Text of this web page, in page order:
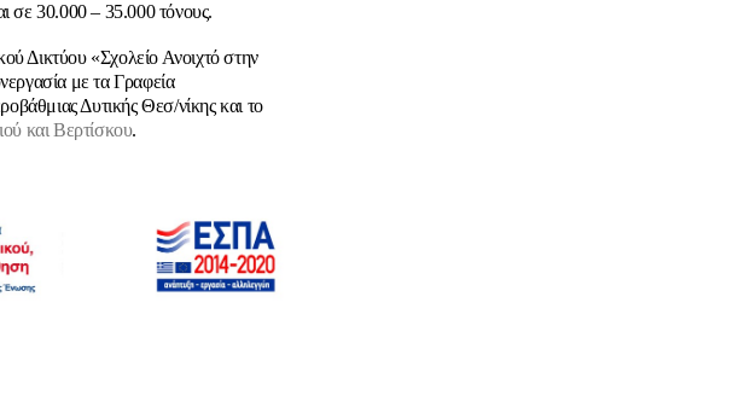
σε 30.000 – 35.000 τόνους.
Δικτύου «Σχολείο Ανοιχτό στην
με τα Γραφεία
Δυτικής Θεσ/νίκης και το
και Βερτίσκου.